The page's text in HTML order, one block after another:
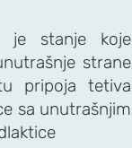
9
je stanje koje
strane
pripoja tetiva
sa unutrašnjim